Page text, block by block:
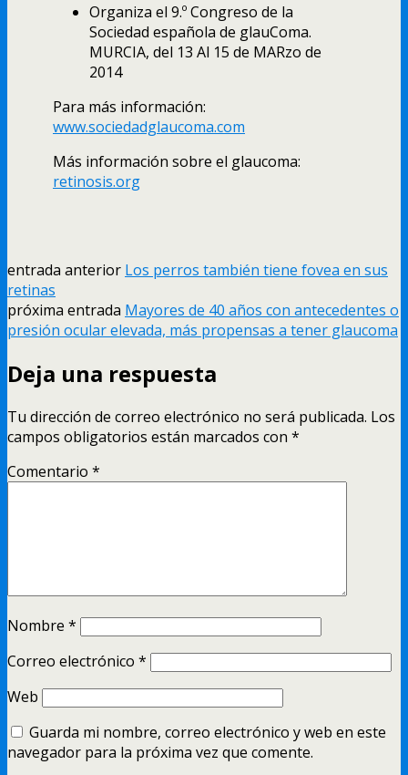
Organiza el 9.º Congreso de la
Sociedad española de glauComa.
MURCIA, del 13 Al 15 de MARzo de
2014
Para más información:
www.sociedadglaucoma.com
Más información sobre el glaucoma:
retinosis.org
entrada anterior Los perros también tiene fovea en sus
retinas
próxima entrada Mayores de 40 años con antecedentes o
presión ocular elevada, más propensas a tener glaucoma
Deja una respuesta
Tu dirección de correo electrónico no será publicada. Los
campos obligatorios están marcados con *
Comentario *
Nombre *
Correo electrónico *
Web
Guarda mi nombre, correo electrónico y web en este
navegador para la próxima vez que comente.